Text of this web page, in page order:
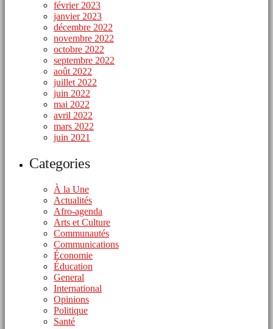
février 2023
janvier 2023
décembre 2022
novembre 2022
octobre 2022
septembre 2022
août 2022
juillet 2022
juin 2022
mai 2022
avril 2022
mars 2022
juin 2021
Categories
À la Une
Actualités
Afro-agenda
Arts et Culture
Communautés
Communications
Économie
Éducation
General
International
Opinions
Politique
Santé